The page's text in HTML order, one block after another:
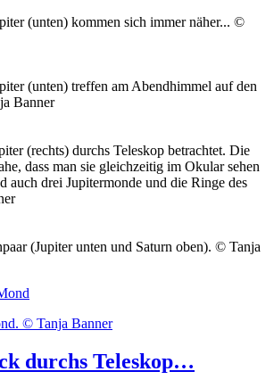
(unten) kommen sich immer näher... ©
(unten) treffen am Abendhimmel auf den
Banner
(rechts) durchs Teleskop betrachtet. Die
dass man sie gleichzeitig im Okular sehen
auch drei Jupitermonde und die Ringe des
(Jupiter unten und Saturn oben). © Tanja
© Tanja Banner
durchs Teleskop…